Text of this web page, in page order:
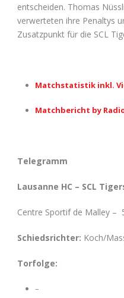
entscheiden. Thomas
verwerteten ihre Penaltys
Zusatzpunkt für die SCL
Matchstatistik inkl.
Matchbericht by
Telegramm
Lausanne HC – SCL
Centre Sportif de Malley –
Schiedsrichter: Koch/
Torfolge:
–